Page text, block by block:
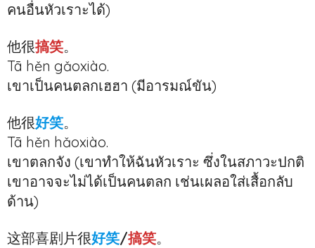
คนอื่นหัวเราะได้)
他很搞笑。
Tā hěn gǎoxiào.
เขาเป็นคนตลกเฮฮา (มีอารมณ์ขัน)
他很好笑。
Tā hěn hǎoxiào.
เขาตลกจัง (เขาทำให้ฉันหัวเราะ ซึ่งในสภาวะปกติ
เขาอาจจะไม่ได้เป็นคนตลก เช่นเผลอใส่เสื้อกลับ
ด้าน)
这部喜剧片很好笑/搞笑。